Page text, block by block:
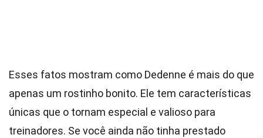
Esses fatos mostram como Dedenne é mais do que
apenas um rostinho bonito. Ele tem características
únicas que o tornam especial e valioso para
treinadores. Se você ainda não tinha prestado